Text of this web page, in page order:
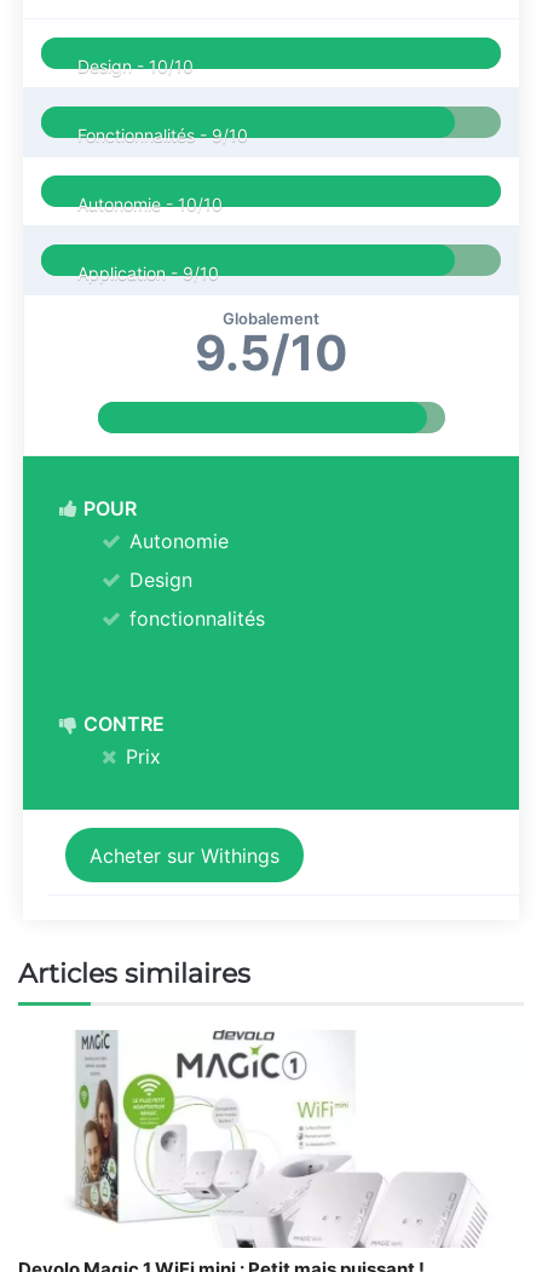
Design -10/10
Fonctionnalités -9/10
Autonomie -10/10
Application -9/10
Globalement
9.5/10
POUR
Autonomie
Design
fonctionnalités
CONTRE
Prix
Acheter sur Withings
Articles similaires